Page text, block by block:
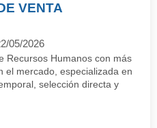
VENTA
05/2026
Recursos Humanos con más
el mercado, especializada en
selección directa y